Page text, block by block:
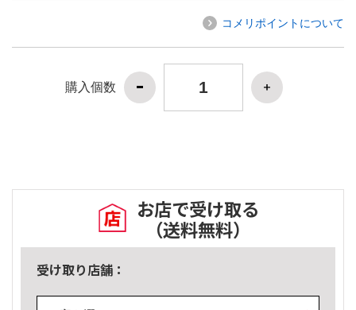
コメリポイントについて
購入個数
お店で受け取る
（送料無料）
受け取り店舗：